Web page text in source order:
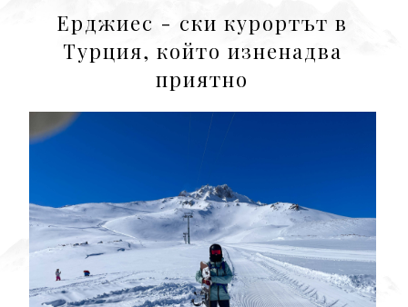
Ерджиес - ски курортът в
Турция, който изненадва
приятно